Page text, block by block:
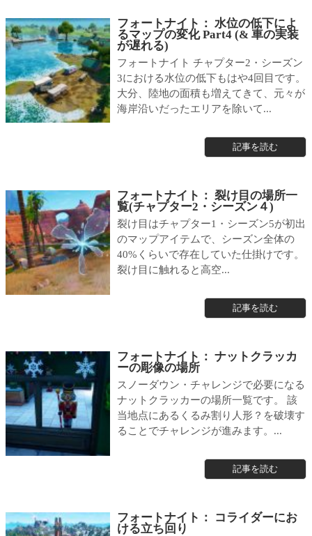
フォートナイト： 水位の低下によ
るマップの変化 Part4 (& 車の実装
が遅れる)
フォートナイト チャプター2・シーズン
3における水位の低下もはや4回目です。
大分、陸地の面積も増えてきて、元々が
海岸沿いだったエリアを除いて...
記事を読む
フォートナイト： 裂け目の場所一
覧(チャプター2・シーズン４)
裂け目はチャプター1・シーズン5が初出
のマップアイテムで、シーズン全体の
40%くらいで存在していた仕掛けです。
裂け目に触れると高空...
記事を読む
フォートナイト： ナットクラッカ
ーの彫像の場所
スノーダウン・チャレンジで必要になる
ナットクラッカーの場所一覧です。 該
当地点にあるくるみ割り人形？を破壊す
ることでチャレンジが進みます。...
記事を読む
フォートナイト： コライダーにお
ける立ち回り